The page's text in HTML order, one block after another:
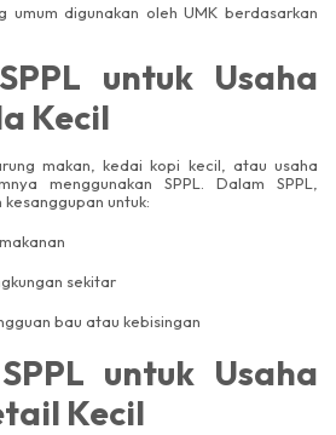
umum digunakan oleh UMK berdasarkan
untuk Usaha
Kecil
makan, kedai kopi kecil, atau usaha
menggunakan SPPL. Dalam SPPL,
untuk:
sekitar
bau atau kebisingan
untuk Usaha
Kecil